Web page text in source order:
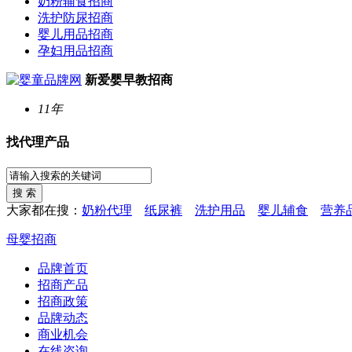
洗护防尿招商
婴儿用品招商
孕妇用品招商
新爱婴早教招商
11年
找代理产品
大家都在搜： 奶粉代理 纸尿裤 洗护用品 婴儿辅食 营养
母婴招商
品牌首页
招商产品
招商政策
品牌动态
商业机会